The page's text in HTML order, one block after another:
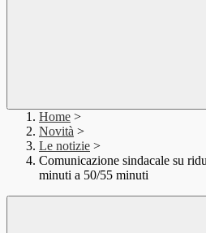
Home >
Novità >
Le notizie >
Comunicazione sindacale su
minuti a 50/55 minuti